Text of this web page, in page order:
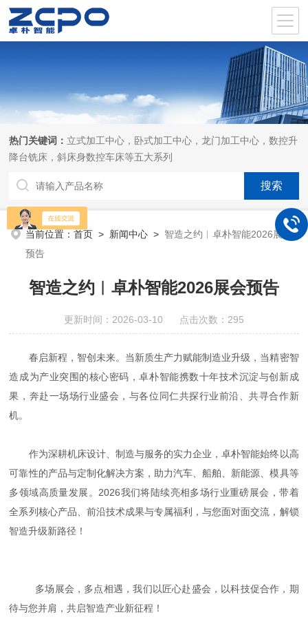
热门关键词： 立式加工中心，卧式加工中心，龙门加工中心，数控升
降台铣床，斜床身数控车床等五大系列
当前位置：首页 > 新闻中心 > 智造之约︱卓朴智能2026展会
预告
智造之约︱卓朴智能2026展会预告
更新时间：2026-03-10 点击次数：295
春启新程，智创未来。当新质生产力赋能制造业升级，当精密智
造成为产业突围的核心密码，卓朴智能携数十年技术沉淀与创新成
果，奔赴一场场行业盛会，与各位同仁共探行业前沿、共寻合作新
机。
作为深耕机床设计、制造与服务的实力企业，卓朴智能始终以高
可靠性的产品与定制化解决方案，助力汽车、船舶、新能源、模具等
多领域高质量发展。2026我们将陆续亮相多场行业重磅展会，带着
全系列核心产品、前沿技术成果与专属福利，与您面对面交流，解锁
智造升级新路径！
多场展会，多点相遇，我们以匠心赴盛会，以科技促合作，期
待与您并肩，共启智造产业新征程！